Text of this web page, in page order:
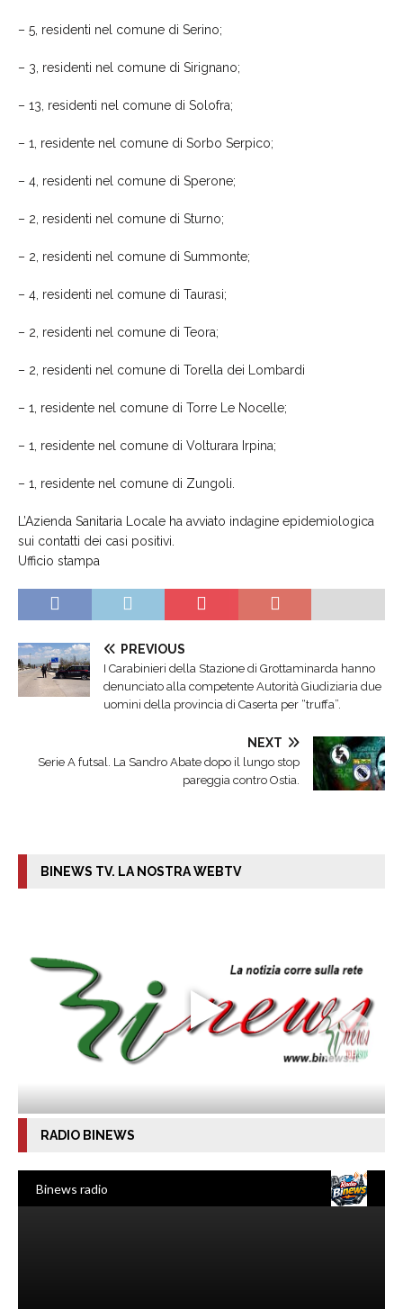
– 5 , residenti nel comune di Serino;
– 3 , residenti nel comune di Sirignano;
– 13 , residenti nel comune di Solofra;
– 1, residente nel comune di Sorbo Serpico;
– 4, residenti nel comune di Sperone;
– 2, residenti nel comune di Sturno;
– 2, residenti nel comune di Summonte;
– 4, residenti nel comune di Taurasi;
– 2 , residenti nel comune di Teora;
– 2, residenti nel comune di Torella dei Lombardi
– 1, residente nel comune di Torre Le Nocelle;
– 1, residente nel comune di Volturara Irpina;
– 1 , residente nel comune di Zungoli
L’Azienda Sanitaria Locale ha avviato indagine epidemiologica
sui contatti dei casi positivi.
Ufficio stampa
PREVIOUS
I Carabinieri della Stazione di Grottaminarda hanno
denunciato alla competente Autorità Giudiziaria due
uomini della provincia di Caserta per “truffa”.
NEXT
Serie A futsal. La Sandro Abate dopo il lungo stop
pareggia contro Ostia.
BINEWS TV. LA NOSTRA WEBTV
RADIO BINEWS